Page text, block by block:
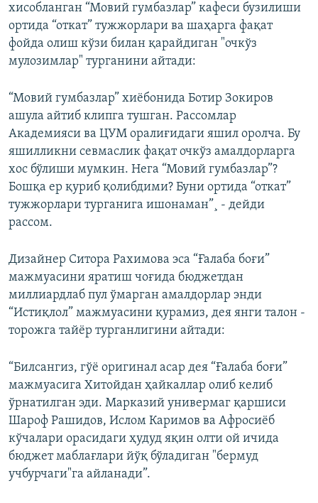
хисобланган “Мовий гумбазлар” кафеси бузилиши
ортида “откат” тужжорлари ва шаҳарга фақат
фойда олиш кўзи билан қарайдиган "очкўз
мулозимлар" турганини айтади:
“Мовий гумбазлар” хиëбонида Ботир Зокиров
ашула айтиб клипга тушган. Рассомлар
Академияси ва ЦУМ оралиғидаги яшил оролча. Бу
яшилликни севмаслик фақат очкўз амалдорларга
хос бўлиши мумкин. Нега “Мовий гумбазлар”?
Бошқа ер қуриб қолибдими? Буни ортида “откат”
тужжорлари турганига ишонаман”¸ - дейди
рассом.
Дизайнер Ситора Рахимова эса “Ғалаба боғи”
мажмуасини яратиш чоғида бюджетдан
миллиардлаб пул ўмарган амалдорлар энди
“Истиқлол” мажмуасини қурамиз, дея янги талон -
торожга тайëр турганлигини айтади:
“Билсангиз, гўë оригинал асар дея “Ғалаба боғи”
мажмуасига Хитойдан ҳайкаллар олиб келиб
ўрнатилган эди. Марказий универмаг қаршиси
Шароф Рашидов, Ислом Каримов ва Афросиёб
кўчалари орасидаги ҳудуд яқин олти ой ичида
бюджет маблағлари йўқ бўладиган "бермуд
учбурчаги"га айланади”.